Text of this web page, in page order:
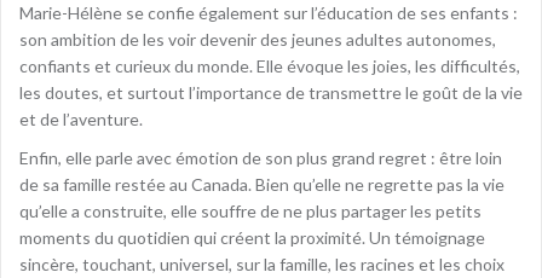
Marie-Hélène se confie également sur l’éducation de ses enfants :
son ambition de les voir devenir des jeunes adultes autonomes,
confiants et curieux du monde. Elle évoque les joies, les difficultés,
les doutes, et surtout l’importance de transmettre le goût de la vie
et de l’aventure.
Enfin, elle parle avec émotion de son plus grand regret : être loin
de sa famille restée au Canada. Bien qu’elle ne regrette pas la vie
qu’elle a construite, elle souffre de ne plus partager les petits
moments du quotidien qui créent la proximité. Un témoignage
sincère, touchant, universel, sur la famille, les racines et les choix